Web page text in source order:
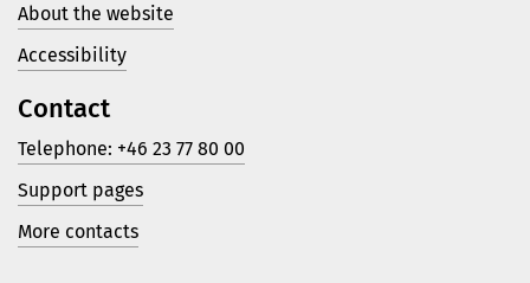
About the website
Accessibility
Contact
Telephone: +46 23 77 80 00
Support pages
More contacts